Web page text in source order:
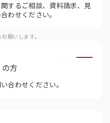
するご相談、資料請求、見
わせください。
お願いします。
の方
合わせください。